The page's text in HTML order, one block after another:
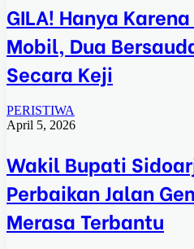
GILA! Hanya
Mobil, Dua
Secara Keji
PERISTIWA
April 5, 2026
Wakil Bupati
Perbaikan Jalan
Merasa Terbantu